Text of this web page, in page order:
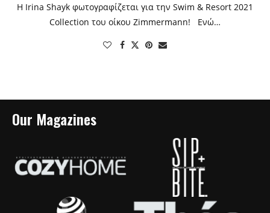
Η Irina Shayk φωτογραφίζεται για την Swim & Resort 2021
Collection του οίκου Zimmermann! Ενώ…
Our Magazines